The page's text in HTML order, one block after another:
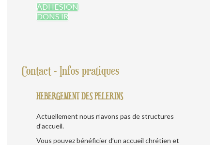
ADHESION
DONS IR
Contact - Infos pratiques
HEBERGEMENT DES PELERINS
Actuellement nous n’avons pas de structures
d’accueil.
Vous pouvez bénéficier d’un accueil chrétien et